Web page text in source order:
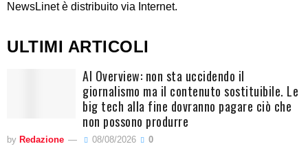
NewsLinet è distribuito via Internet.
ULTIMI ARTICOLI
AI Overview: non sta uccidendo il
giornalismo ma il contenuto sostituibile. Le
big tech alla fine dovranno pagare ciò che
non possono produrre
by Redazione 08/08/2026 0